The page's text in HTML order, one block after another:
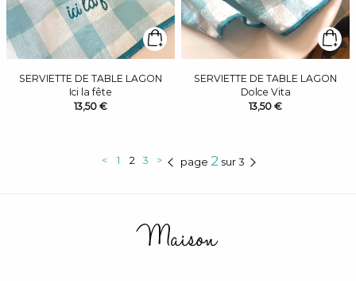
SERVIETTE DE TABLE LAGON
Ici la fête
13,50 €
SERVIETTE DE TABLE LAGON
Dolce Vita
13,50 €
< 1 2 3 > page 2 sur 3
Maison